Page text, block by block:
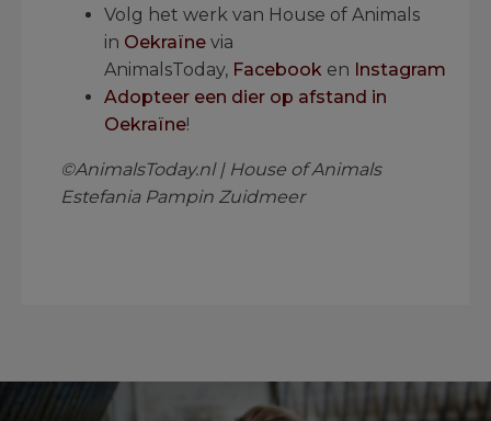
Volg het werk van House of Animals
in Oekraïne via
AnimalsToday, Facebook en Instagram
Adopteer een dier op afstand in
Oekraïne!
©AnimalsToday.nl | House of Animals
Estefania Pampin Zuidmeer